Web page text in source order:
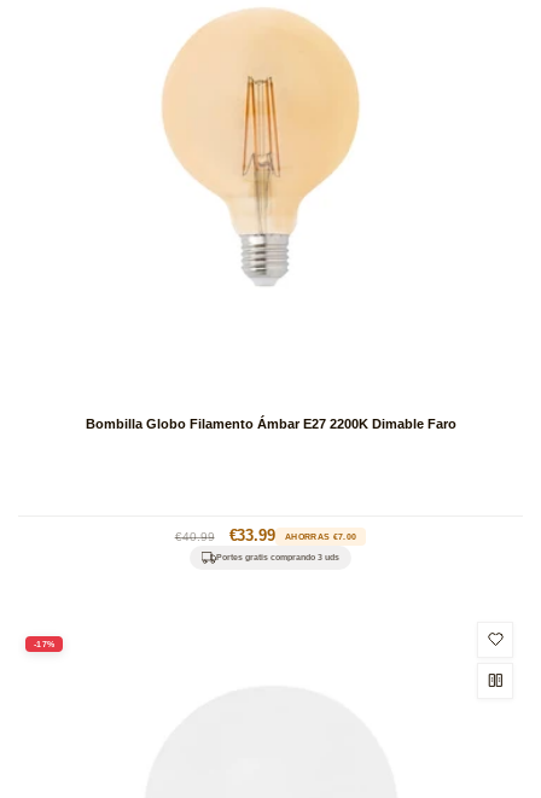
Bombilla Globo Filamento Ámbar E27 2200K Dimable Faro
Precio
habitual
€40.99
Precio
de
€33.99 AHORRAS €7.00
Portes gratis comprando 3 uds
-17%